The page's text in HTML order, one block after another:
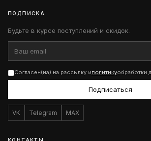
ПОДПИСКА
Будьте в курсе поступлений и скидок.
Согласен(на) на рассылку иполитикуобработки
Подписаться
VK Telegram MAX